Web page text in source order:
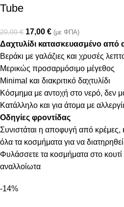
Tube
20,00€ 17,00 € (με ΦΠΑ)
Δαχτυλίδι κατασκευασμένο από
Βεράκι με γαλάζιες και χρυσές
Μερικώς προσαρμόσιμο μέγεθος
Minimal και διακριτικό δαχτυλίδι
Κόσμημα με αντοχή στο νερό, δεν
Κατάλληλο και για άτομα με
Οδηγίες φροντίδας
Συνιστάται η αποφυγή από κρέμες,
όλα τα κοσμήματα για να
Φυλάσσετε τα κοσμήματα στο
αναλλοίωτα
-14%